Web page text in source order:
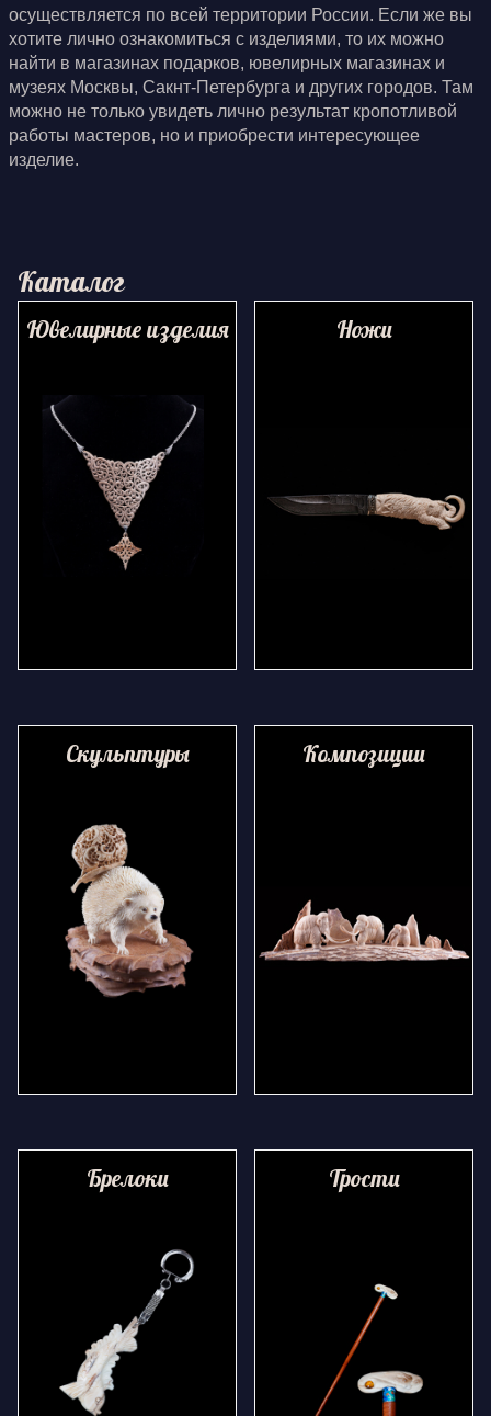
осуществляется по всей территории России. Если же вы
хотите лично ознакомиться с изделиями, то их можно
найти в магазинах подарков, ювелирных магазинах и
музеях Москвы, Сакнт-Петербурга и других городов. Там
можно не только увидеть лично результат кропотливой
работы мастеров, но и приобрести интересующее
изделие.
Каталог
Ювелирные изделия Ножи
Скульптуры Композиции
Брелоки Трости